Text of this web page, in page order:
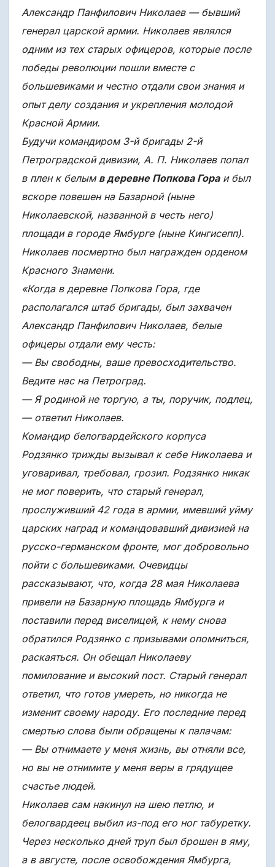
Александр Панфилович Николаев — бывший
генерал царской армии. Николаев являлся
одним из тех старых офицеров, которые после
победы революции пошли вместе с
большевиками и честно отдали свои знания и
опыт делу создания и укрепления молодой
Красной Армии.
Будучи командиром 3-й бригады 2-й
Петроградской дивизии, А. П. Николаев попал
в плен к белым в деревне Попкова Гораи был
вскоре повешен на Базарной (ныне
Николаевской, названной в честь него)
площади в городе Ямбурге (ныне Кингисепп).
Николаев посмертно был награжден орденом
Красного Знамени.
«Когда в деревне Попкова Гора, где
располагался штаб бригады, был захвачен
Александр Панфилович Николаев, белые
офицеры отдали ему честь:
— Вы свободны, ваше превосходительство.
Ведите нас на Петроград.
— Я родиной не торгую, а ты, поручик, подлец,
— ответил Николаев.
Командир белогвардейского корпуса
Родзянко трижды вызывал к себе Николаева и
уговаривал, требовал, грозил. Родзянко никак
не мог поверить, что старый генерал,
прослуживший 42 года в армии, имевший уйму
царских наград и командовавший дивизией на
русско-германском фронте, мог добровольно
пойти с большевиками. Очевидцы
рассказывают, что, когда 28 мая Николаева
привели на Базарную площадь Ямбурга и
поставили перед виселицей, к нему снова
обратился Родзянко с призывами опомниться,
раскаяться. Он обещал Николаеву
помилование и высокий пост. Старый генерал
ответил, что готов умереть, но никогда не
изменит своему народу. Его последние перед
смертью слова были обращены к палачам:
— Вы отнимаете у меня жизнь, вы отняли все,
но вы не отнимите у меня веры в грядущее
счастье людей.
Николаев сам накинул на шею петлю, и
белогвардеец выбил из-под его ног табуретку.
Через несколько дней труп был брошен в яму,
а в августе, после освобождения Ямбурга,